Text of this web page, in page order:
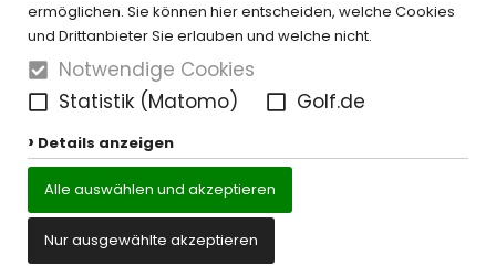
ermöglichen. Sie können hier entscheiden, welche Cookies
und Drittanbieter Sie erlauben und welche nicht.
Notwendige Cookies
Statistik (Matomo)
Golf.de
Details anzeigen
Alle auswählen und akzeptieren
Nur ausgewählte akzeptieren
Kontakt Datenschutz Impressum